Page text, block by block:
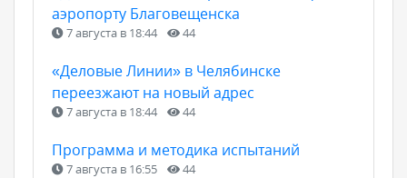
аэропорту Благовещенска
7 августа в 18:44 44
«Деловые Линии» в Челябинске
переезжают на новый адрес
7 августа в 18:44 44
Программа и методика испытаний
7 августа в 16:55 44